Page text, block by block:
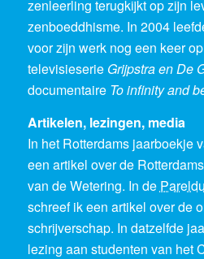
zenleerling terugkijkt op zijn
zenboeddhisme. In 2004
voor zijn werk nog een keer
televisieserie Grijpstra en De
documentaire To infinity and
Artikelen, lezingen, media
In het Rotterdams jaarboekje
een artikel over de
van de Wetering. In de
schreef ik een artikel over de
schrijverschap. In datzelfde
lezing aan studenten van het